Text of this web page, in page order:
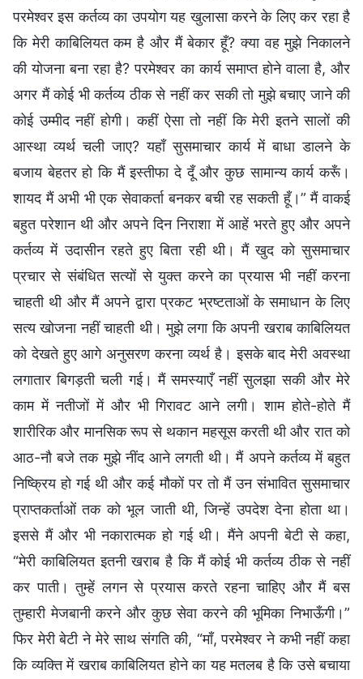
परमेश्वर इस कर्तव्य का उपयोग यह खुलासा करने के लिए कर रहा है
कि मेरी काबिलियत कम है और मैं बेकार हूँ? क्या वह मुझे निकालने
की योजना बना रहा है? परमेश्वर का कार्य समाप्त होने वाला है, और
अगर मैं कोई भी कर्तव्य ठीक से नहीं कर सकी तो मुझे बचाए जाने की
कोई उम्मीद नहीं होगी। कहीं ऐसा तो नहीं कि मेरी इतने सालों की
आस्था व्यर्थ चली जाए? यहाँ सुसमाचार कार्य में बाधा डालने के
बजाय बेहतर हो कि मैं इस्तीफा दे दूँ और कुछ सामान्य कार्य करूँ।
शायद मैं अभी भी एक सेवाकर्ता बनकर बची रह सकती हूँ।” मैं वाकई
बहुत परेशान थी और अपने दिन निराशा में आहें भरते हुए और अपने
कर्तव्य में उदासीन रहते हुए बिता रही थी। मैं खुद को सुसमाचार
प्रचार से संबंधित सत्यों से युक्त करने का प्रयास भी नहीं करना
चाहती थी और मैं अपने द्वारा प्रकट भ्रष्टताओं के समाधान के लिए
सत्य खोजना नहीं चाहती थी। मुझे लगा कि अपनी खराब काबिलियत
को देखते हुए आगे अनुसरण करना व्यर्थ है। इसके बाद मेरी अवस्था
लगातार बिगड़ती चली गई। मैं समस्याएँ नहीं सुलझा सकी और मेरे
काम में नतीजों में और भी गिरावट आने लगी। शाम होते-होते मैं
शारीरिक और मानसिक रूप से थकान महसूस करती थी और रात को
आठ-नौ बजे तक मुझे नींद आने लगती थी। मैं अपने कर्तव्य में बहुत
निष्क्रिय हो गई थी और कई मौकों पर तो मैं उन संभावित सुसमाचार
प्राप्तकर्ताओं तक को भूल जाती थी, जिन्हें उपदेश देना होता था।
इससे मैं और भी नकारात्मक हो गई थी। मैंने अपनी बेटी से कहा,
“मेरी काबिलियत इतनी खराब है कि मैं कोई भी कर्तव्य ठीक से नहीं
कर पाती। तुम्हें लगन से प्रयास करते रहना चाहिए और मैं बस
तुम्हारी मेजबानी करने और कुछ सेवा करने की भूमिका निभाऊँगी।”
फिर मेरी बेटी ने मेरे साथ संगति की, “माँ, परमेश्वर ने कभी नहीं कहा
कि व्यक्ति में खराब काबिलियत होने का यह मतलब है कि उसे बचाया